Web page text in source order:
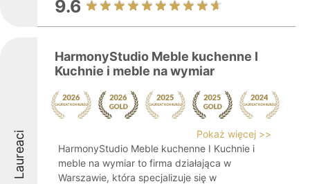
9.6
Laureaci
HarmonyStudio Meble kuchenne I
Kuchnie i meble na wymiar
Pokaż więcej >>
HarmonyStudio Meble kuchenne I Kuchnie i
meble na wymiar to firma działająca w
Warszawie, która specjalizuje się w